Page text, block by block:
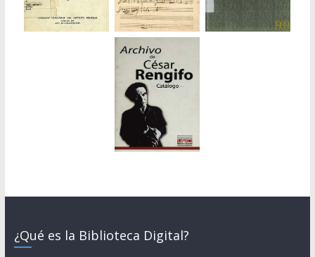
¿Qué es la Biblioteca Digital?